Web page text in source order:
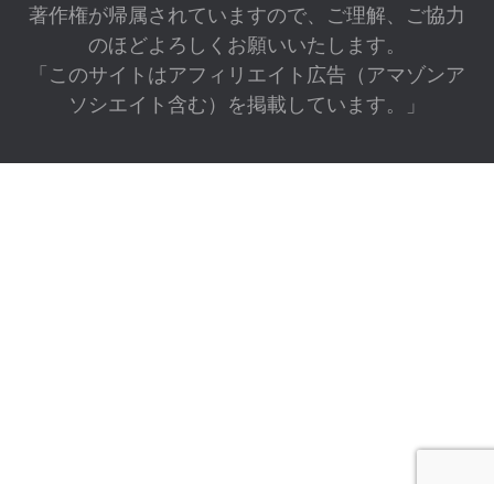
著作権が帰属されていますので、ご理解、ご協力
のほどよろしくお願いいたします。
「このサイトはアフィリエイト広告（アマゾンア
ソシエイト含む）を掲載しています。」